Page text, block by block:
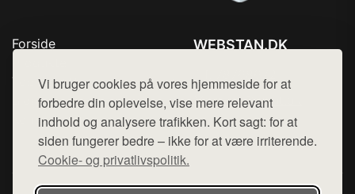
Vi bruger cookies på vores hjemmeside for at
forbedre din oplevelse, vise mere relevant
indhold og analysere trafikken. Kort sagt: for at
siden fungerer bedre – ikke for at være irriterende.
Cookie- og privatlivspolitik.
Forside
Top Rabatter
Blog
Kontakt
WEBSTAN.DK
Mail: hej@want.dk
Cookie- og privatlivspolitik